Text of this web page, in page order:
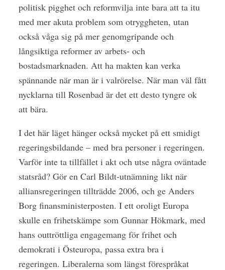
politisk pigghet och reformvilja inte bara att ta itu
med mer akuta problem som otryggheten, utan
också våga sig på mer genomgripande och
långsiktiga reformer av arbets- och
bostadsmarknaden. Att ha makten kan verka
spännande när man är i valrörelse. När man väl fått
nycklarna till Rosenbad är det ett desto tyngre ok
att bära.
I det här läget hänger också mycket på ett smidigt
regeringsbildande – med bra personer i regeringen.
Varför inte ta tillfället i akt och utse några oväntade
statsråd? Gör en Carl Bildt-utnämning likt när
alliansregeringen tillträdde 2006, och ge Anders
Borg finansministerposten. I ett oroligt Europa
skulle en frihetskämpe som Gunnar Hökmark, med
hans outtröttliga engagemang för frihet och
demokrati i Östeuropa, passa extra bra i
regeringen. Liberalerna som längst förespråkat